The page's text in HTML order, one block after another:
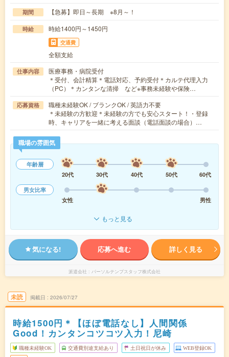
期間 【急募】即日～長期 ※8月～！
時給 時給1400円～1450円
交通費
全額支給
仕事内容
医療事務・病院受付
＊受付、会計精算＊電話対応、予約受付＊カルテ代理入力
（PC）＊カンタンな清掃 など※事務未経験や保険…
応募資格
職種未経験OK / ブランクOK / 英語力不要
＊未経験の方歓迎＊未経験の方でも安心スタート！・登録
時、キャリアを一緒に考える面談（電話面談の場合）…
職場の雰囲気
年齢層
20代
30代 40代 50代
60代
男女比率
女性
男性
もっと見る
気になる! 応募へ進む 詳しく見る
派遣会社 パーソルテンプスタッフ株式会社
未読 掲載日 2026/07/27
時給1500円＊【ほぼ電話なし】人間関係
Good！カンタンコツコツ入力！尼崎
職種未経験OK 交通費別途支給あり 土日祝日が休み WEB登録OK